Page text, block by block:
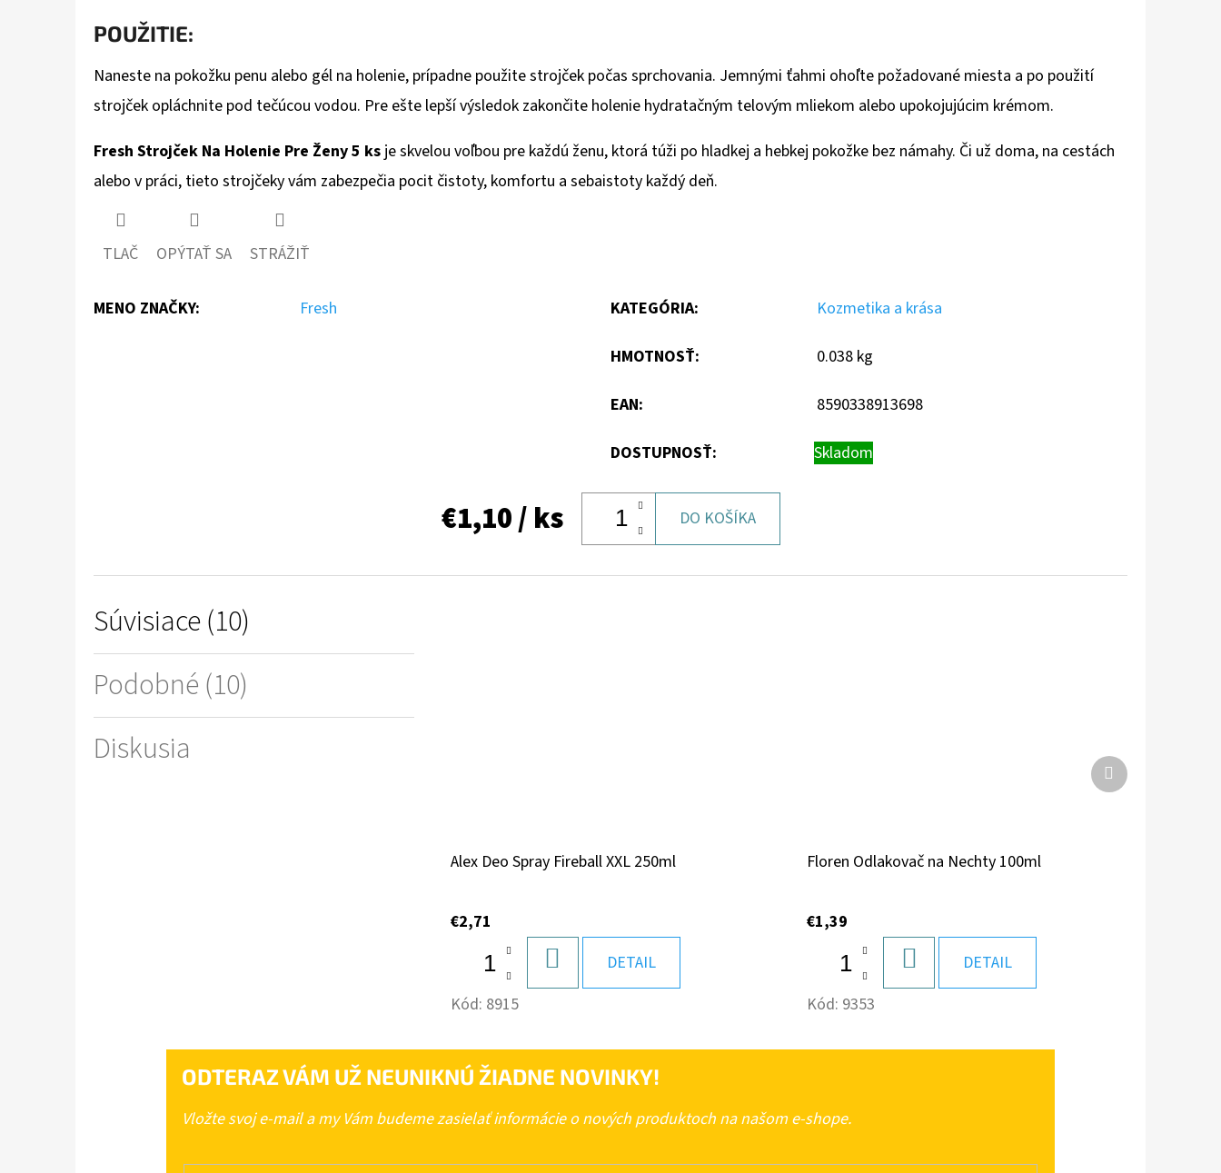
POUŽITIE:
Naneste na pokožku penu alebo gél na holenie, prípadne použite strojček počas sprchovania. Jemnými ťahmi ohoľte požadované miesta a po použití
strojček opláchnite pod tečúcou vodou. Pre ešte lepší výsledok zakončite holenie hydratačným telovým mliekom alebo upokojujúcim krémom.
Fresh Strojček Na Holenie Pre Ženy 5 ks je skvelou voľbou pre každú ženu, ktorá túži po hladkej a hebkej pokožke bez námahy. Či už doma, na cestách
alebo v práci, tieto strojčeky vám zabezpečia pocit čistoty, komfortu a sebaistoty každý deň.
TLAČ OPÝTAŤ SA STRÁŽIŤ
MENO ZNAČKY: Fresh KATEGÓRIA: Kozmetika a krása
HMOTNOSŤ: 0.038 kg
EAN: 8590338913698
DOSTUPNOSŤ: Skladom
€1,10/ ks DO KOŠÍKA
Súvisiace (10)
Podobné (10)
Diskusia
Alex Deo Spray Fireball XXL 250ml
€2,71
KOŠÍKA
DETAIL
Kód: 8915
Floren Odlakovač na Nechty 100ml
€1,39
KOŠÍKA
DETAIL
Kód: 9353
Ďalší
produkt
ODTERAZ VÁM UŽ NEUNIKNÚ ŽIADNE NOVINKY!
Vložte svoj e-mail a my Vám budeme zasielať informácie o nových produktoch na našom e-shope.